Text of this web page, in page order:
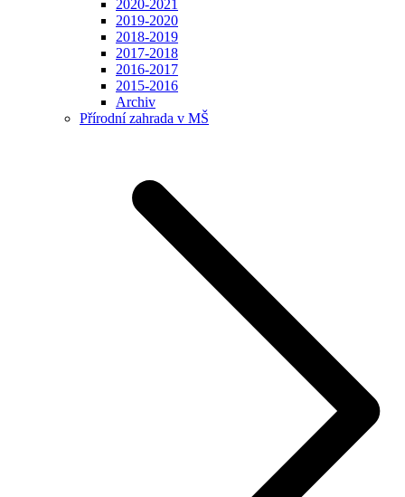
2020-2021
2019-2020
2018-2019
2017-2018
2016-2017
2015-2016
Archiv
Přírodní zahrada v MŠ